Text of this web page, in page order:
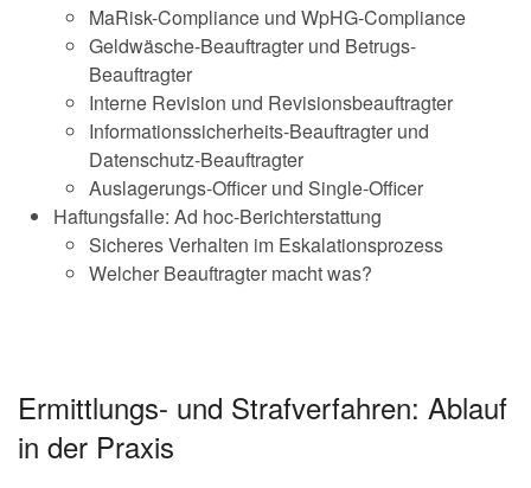
MaRisk-Compliance und WpHG-Compliance
Geldwäsche-Beauftragter und Betrugs-
Beauftragter
Interne Revision und Revisionsbeauftragter
Informationssicherheits-Beauftragter und
Datenschutz-Beauftragter
Auslagerungs-Officer und Single-Officer
Haftungsfalle: Ad hoc-Berichterstattung
Sicheres Verhalten im Eskalationsprozess
Welcher Beauftragter macht was?
Ermittlungs- und Strafverfahren: Ablauf
in der Praxis